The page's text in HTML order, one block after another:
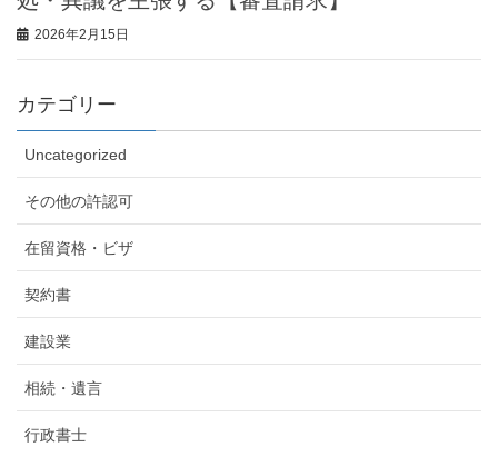
2026年2月15日
カテゴリー
Uncategorized
その他の許認可
在留資格・ビザ
契約書
建設業
相続・遺言
行政書士